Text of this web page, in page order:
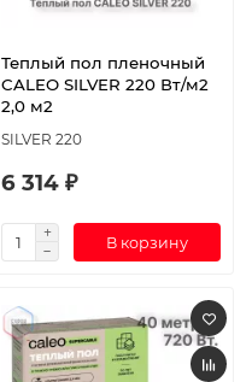
Теплый пол пленочный
CALEO SILVER 220 Вт/м2
2,0 м2
SILVER 220
6 314 ₽
В корзину